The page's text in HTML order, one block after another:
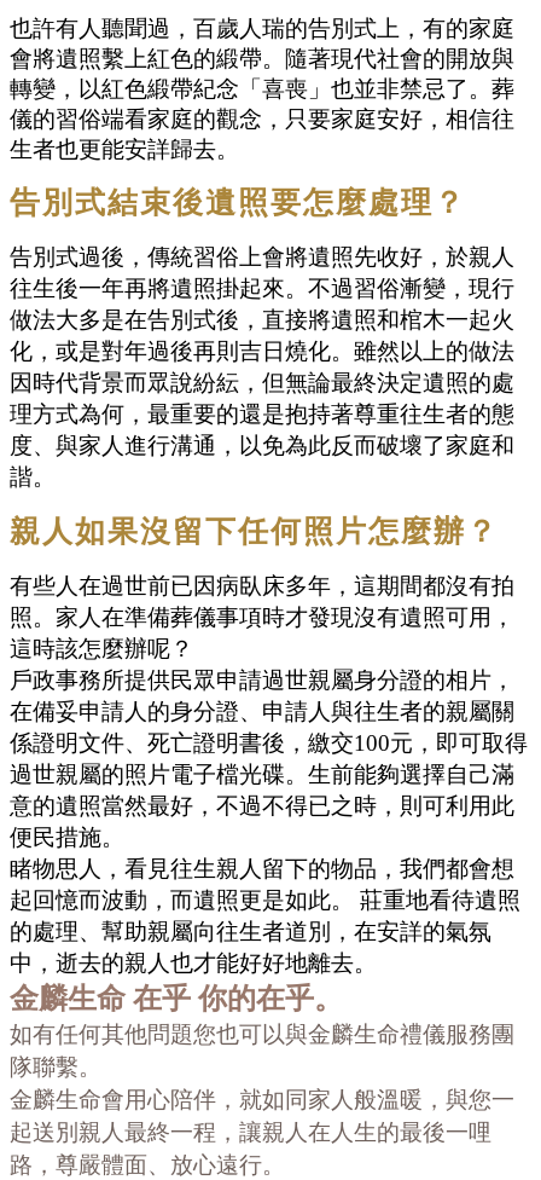
也許有人聽聞過，百歲人瑞的告別式上，有的家庭
會將遺照繫上紅色的緞帶。隨著現代社會的開放與
轉變，以紅色緞帶紀念「喜喪」也並非禁忌了。葬
儀的習俗端看家庭的觀念，只要家庭安好，相信往
生者也更能安詳歸去。
告別式結束後遺照要怎麼處理？
告別式過後，傳統習俗上會將遺照先收好，於親人
往生後一年再將遺照掛起來。不過習俗漸變，現行
做法大多是在告別式後，直接將遺照和棺木一起火
化，或是對年過後再則吉日燒化。雖然以上的做法
因時代背景而眾說紛紜，但無論最終決定遺照的處
理方式為何，最重要的還是抱持著尊重往生者的態
度、與家人進行溝通，以免為此反而破壞了家庭和
諧。
親人如果沒留下任何照片怎麼辦？
有些人在過世前已因病臥床多年，這期間都沒有拍
照。家人在準備葬儀事項時才發現沒有遺照可用，
這時該怎麼辦呢？
戶政事務所提供民眾申請過世親屬身分證的相片，
在備妥申請人的身分證、申請人與往生者的親屬關
係證明文件、死亡證明書後，繳交100元，即可取得
過世親屬的照片電子檔光碟。生前能夠選擇自己滿
意的遺照當然最好，不過不得已之時，則可利用此
便民措施。
睹物思人，看見往生親人留下的物品，我們都會想
起回憶而波動，而遺照更是如此。 莊重地看待遺照
的處理、幫助親屬向往生者道別，在安詳的氣氛
中，逝去的親人也才能好好地離去。
金麟生命在乎 你的在乎。
如有任何其他問題您也可以與金麟生命禮儀服務團
隊聯繫。
金麟生命會用心陪伴，就如同家人般溫暖，與您一
起送別親人最終一程，讓親人在人生的最後一哩
路，尊嚴體面、放心遠行。